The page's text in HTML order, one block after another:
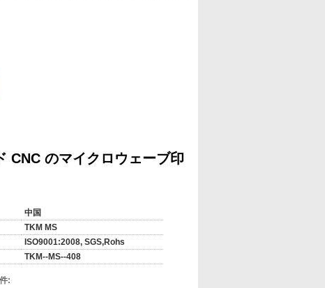
、より小さい簡単で便利な、ワイヤーで
CNC のマイクロウェーブ印
中国
TKM MS
ISO9001:2008, SGS,Rohs
TKM--MS--408
: